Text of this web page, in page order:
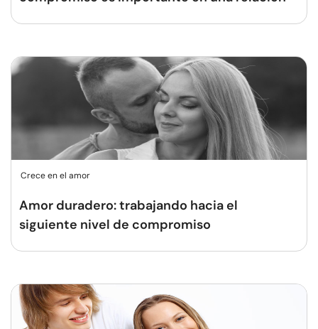
Crece en el amor
Amor duradero: trabajando hacia el
siguiente nivel de compromiso